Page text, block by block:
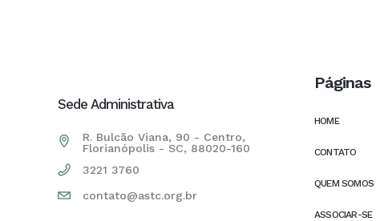
Sede Administrativa
R. Bulcão Viana, 90 - Centro,
Florianópolis - SC, 88020-160
3221 3760
contato@astc.org.br
Páginas
HOME
CONTATO
QUEM SOMOS
ASSOCIAR-SE